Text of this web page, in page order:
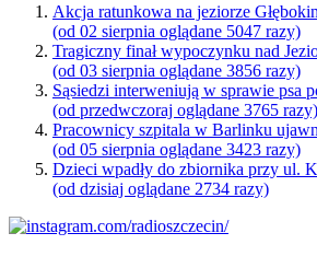
Akcja ratunkowa na jeziorze
(od 02 sierpnia oglądane 5047 razy)
Tragiczny finał wypoczynku nad
(od 03 sierpnia oglądane 3856 razy)
Sąsiedzi interweniują w sprawie psa
(od przedwczoraj oglądane 3765 razy)
Pracownicy szpitala w Barlinku
(od 05 sierpnia oglądane 3423 razy)
Dzieci wpadły do zbiornika przy ul.
(od dzisiaj oglądane 2734 razy)